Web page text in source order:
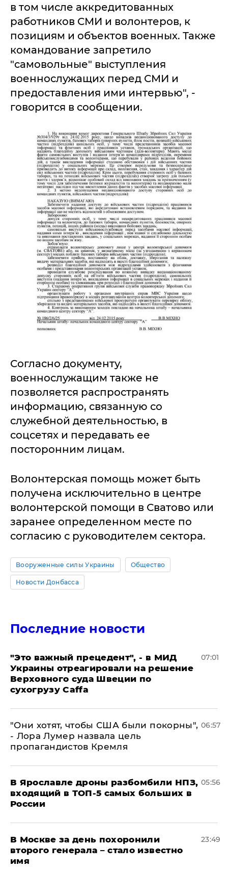
в том числе аккредитованных
работников СМИ и волонтеров, к
позициям и объектов военных. Также
командование запретило
"самовольные" выступления
военнослужащих перед СМИ и
предоставления ими интервью", -
говорится в сообщении.
Согласно документу,
военнослужащим также не
позволяется распространять
информацию, связанную со
служебной деятельностью, в
соцсетях и передавать ее
посторонним лицам.
Волонтерская помощь может быть
получена исключительно в центре
волонтерской помощи в Сватово или
заранее определенном месте по
согласию с руководителем сектора.
Вооруженные силы Украины Общество
Новости Донбасса
Последние новости
"Это важный прецедент", - в МИД
Украины отреагировали на решение
Верховного суда Швеции по
сухогрузу Caffa
07:01
"Они хотят, чтобы США были покорны",
- Лора Лумер назвала цель
пропагандистов Кремля
06:57
В Ярославле дроны разбомбили НПЗ,
входящий в ТОП-5 самых больших в
России
05:56
В Москве за день похоронили
второго генерала – стало известно
имя
23:49